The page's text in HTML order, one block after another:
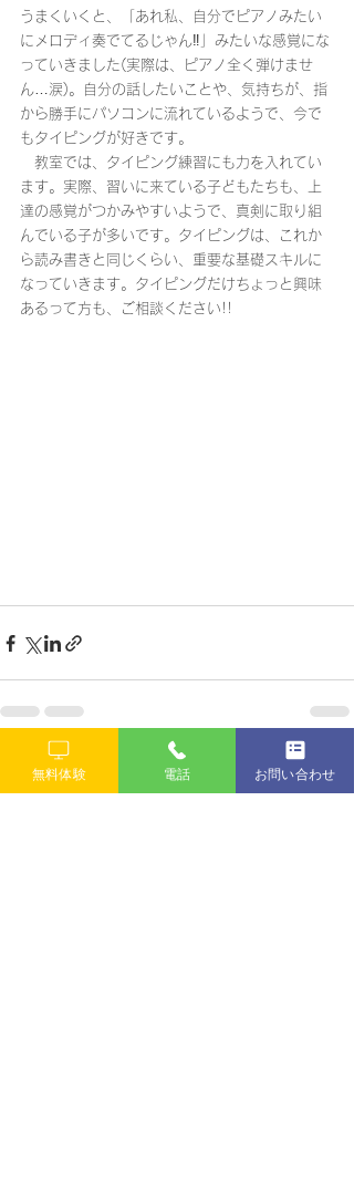
うまくいくと、「あれ私、自分でピアノみたい
にメロディ奏でてるじゃん‼」みたいな感覚にな
っていきました(実際は、ピアノ全く弾けませ
ん…涙)。自分の話したいことや、気持ちが、指
から勝手にパソコンに流れているようで、今で
もタイピングが好きです。
教室では、タイピング練習にも力を入れてい
ます。実際、習いに来ている子どもたちも、上
達の感覚がつかみやすいようで、真剣に取り組
んでいる子が多いです。タイピングは、これか
ら読み書きと同じくらい、重要な基礎スキルに
なっていきます。タイピングだけちょっと興味
あるって方も、ご相談ください!!
最新記事 すべて表示
無料体験 電話 お問い合わせ